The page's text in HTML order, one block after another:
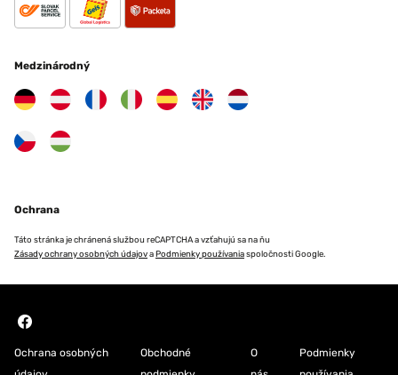
Medzinárodný
Ochrana
Táto stránka je chránená službou reCAPTCHA a vzťahujú sa na ňu
Zásady ochrany osobných údajovaPodmienky používaniaspoločnosti Google.
Ochrana osobných
Obchodné
O
Podmienky